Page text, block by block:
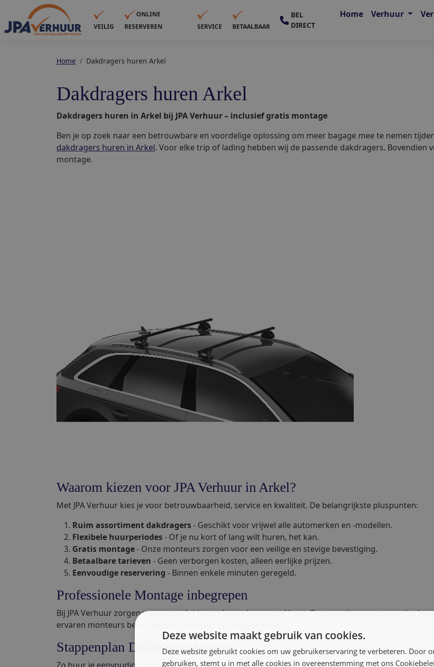
VEILIG
ONLINE
RESERVEREN
SERVICE BETAALBAAR
BEL
DIRECT
Home Verhuur
Home Dakdragers huren Arkel
Dakdragers huren Arkel
Dakdragers huren in Arkel bij JPA Verhuur – inclusief gratis montage
Ben je op zoek naar een betrouwbare en voordelige oplossing om meer bagage mee te nemen
dakdragers huren in Arkel. Voor elke trip of lading hebben wij de passende dakdragers. Bovendien
montage.
Waarom kiezen voor JPA Verhuur in Arkel?
Met JPA Verhuur kies je voor betrouwbaarheid, service en kwaliteit. De belangrijkste pluspunten:
Ruim assortiment dakdragers- Geschikt voor vrijwel alle automerken en -modellen.
Flexibele huurperiodes- Of je nu kort of lang wilt huren, het kan.
Gratis montage- Onze monteurs zorgen voor een veilige en stevige bevestiging.
Betaalbare tarieven - Geen verborgen kosten, alleen eerlijke prijzen.
Eenvoudige reservering - Binnen enkele minuten geregeld.
Professionele Montage inbegrepen
Bij JPA Verhuur zorgen we ervoor dat je zonder gedoe op pad kunt. Onze gratis montageservice
ervaren monteurs bevestigen de dakdragers stevig en veilig.
Stappenplan Dakdragers Huren
Deze website maakt gebruik van cookies.
Deze website gebruikt cookies om uw gebruikerservaring te verbeteren. Door
gebruiken, stemt u in met alle cookies in overeenstemming met ons